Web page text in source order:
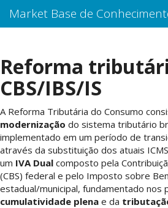
Market Base de
Reforma
CBS/IBS/IS
A Reforma Tributária do Consumo
modernização do sistema tributário
implementado em um período de
através da substituição dos atuais
um IVA Dual composto pela
(CBS) federal e pelo Imposto sobre
estadual/municipal, fundamentado nos
cumulatividade plena e da